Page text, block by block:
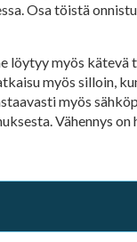
Osa töistä
löytyy myös
myös silloin,
myös
Vähennys on